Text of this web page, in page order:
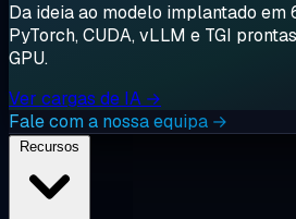
Da ideia ao modelo implantado em
PyTorch, CUDA, vLLM e TGI
GPU.
Ver cargas de IA →
Fale com a nossa equipa →